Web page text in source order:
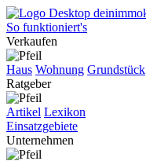
So funktioniert's
Verkaufen
Haus Wohnung Grundstück
Ratgeber
Artikel Lexikon
Einsatzgebiete
Unternehmen